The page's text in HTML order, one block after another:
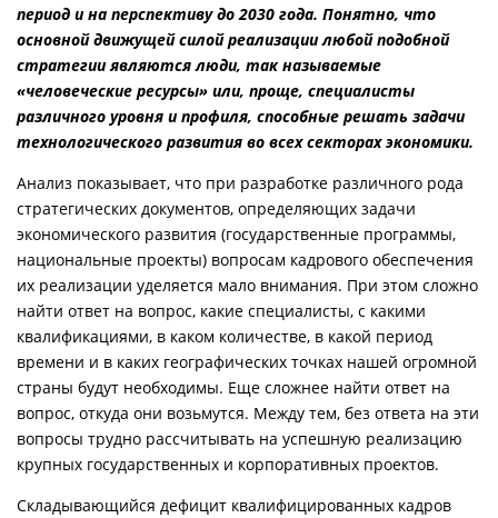
период и на перспективу до 2030 года. Понятно, что
основной движущей силой реализации любой подобной
стратегии являются люди, так называемые
«человеческие ресурсы» или, проще, специалисты
различного уровня и профиля, способные решать задачи
технологического развития во всех секторах экономики.
Анализ показывает, что при разработке различного рода
стратегических документов, определяющих задачи
экономического развития (государственные программы,
национальные проекты) вопросам кадрового обеспечения
их реализации уделяется мало внимания. При этом сложно
найти ответ на вопрос, какие специалисты, с какими
квалификациями, в каком количестве, в какой период
времени и в каких географических точках нашей огромной
страны будут необходимы. Еще сложнее найти ответ на
вопрос, откуда они возьмутся. Между тем, без ответа на эти
вопросы трудно рассчитывать на успешную реализацию
крупных государственных и корпоративных проектов.
Складывающийся дефицит квалифицированных кадров